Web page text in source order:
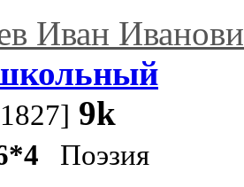
Иван
9k
Поэзия